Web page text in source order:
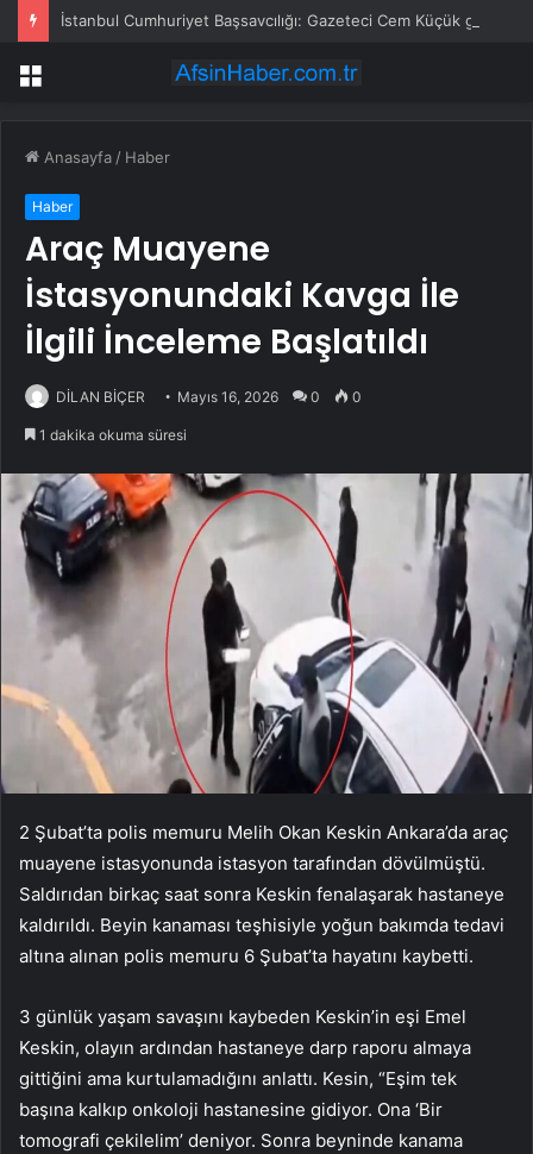
Menü
Anasayfa / Haber
Haber
Araç Muayene
İstasyonundaki Kavga İle
İlgili İnceleme Başlatıldı
DİLAN BİÇER Mayıs 16, 2026 0 0
1 dakika okuma süresi
2 Şubat’ta polis memuru Melih Okan Keskin Ankara’da araç
muayene istasyonunda istasyon tarafından dövülmüştü.
Saldırıdan birkaç saat sonra Keskin fenalaşarak hastaneye
kaldırıldı. Beyin kanaması teşhisiyle yoğun bakımda tedavi
altına alınan polis memuru 6 Şubat’ta hayatını kaybetti.
3 günlük yaşam savaşını kaybeden Keskin’in eşi Emel
Keskin, olayın ardından hastaneye darp raporu almaya
gittiğini ama kurtulamadığını anlattı. Kesin, “Eşim tek
başına kalkıp onkoloji hastanesine gidiyor. Ona ‘Bir
tomografi çekilelim’ deniyor. Sonra beyninde kanama